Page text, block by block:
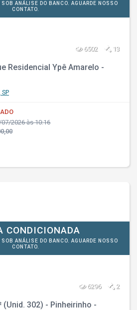
SOB ANÁLISE DO BANCO. AGUARDE NOSSO
CONTATO.
6502 13
Residencial Ypê Amarelo -
SP
2026 às 10:16
CONDICIONADA
SOB ANÁLISE DO BANCO. AGUARDE NOSSO
CONTATO.
6296 2
(Unid. 302) - Pinheirinho -